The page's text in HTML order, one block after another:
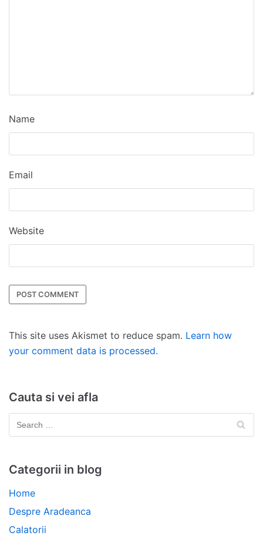
Name
Email
Website
This site uses Akismet to reduce spam. Learn how
your comment data is processed.
Cauta si vei afla
Categorii in blog
Home
Despre Aradeanca
Calatorii